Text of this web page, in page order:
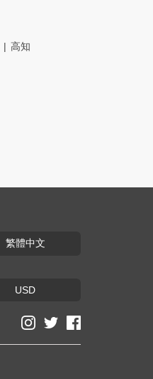
高知
繁體中文
USD